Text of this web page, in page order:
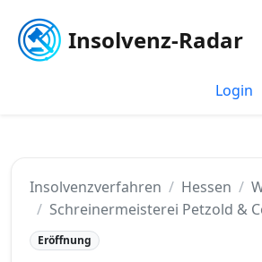
Insolvenz-Radar
Login
Insolvenzverfahren Hessen
Schreinermeisterei Petzold &
Eröffnung